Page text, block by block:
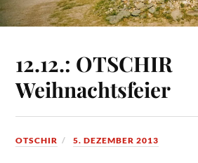
12.12.: OTSCHIR
Weihnachtsfeier
OTSCHIR 5. DEZEMBER 2013